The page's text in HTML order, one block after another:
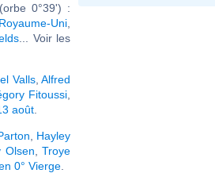
0°39') :
Uni
... Voir les
Valls,Alfred
Fitoussi
août
Hayley
Olsen ,Troye
0° Vierge